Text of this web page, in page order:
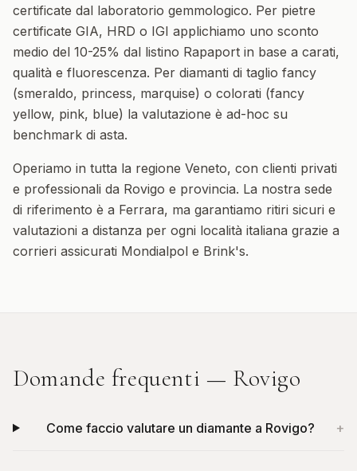
certificate dal laboratorio gemmologico. Per pietre
certificate GIA, HRD o IGI applichiamo uno sconto
medio del 10-25% dal listino Rapaport in base a carati,
qualità e fluorescenza. Per diamanti di taglio fancy
(smeraldo, princess, marquise) o colorati (fancy
yellow, pink, blue) la valutazione è ad-hoc su
benchmark di asta.
Operiamo in tutta la regione Veneto, con clienti privati
e professionali da Rovigo e provincia. La nostra sede
di riferimento è a Ferrara, ma garantiamo ritiri sicuri e
valutazioni a distanza per ogni località italiana grazie a
corrieri assicurati Mondialpol e Brink's.
Domande frequenti — Rovigo
Come faccio valutare un diamante a Rovigo? +